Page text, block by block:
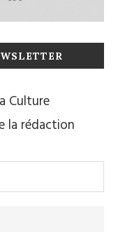
Culture
la rédaction